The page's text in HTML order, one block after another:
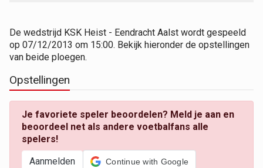
De wedstrijd KSK Heist - Eendracht Aalst wordt gespeeld
op 07/12/2013 om 15:00. Bekijk hieronder de opstellingen
van beide ploegen.
Opstellingen
Je favoriete speler beoordelen? Meld je aan en
beoordeel net als andere voetbalfans alle
spelers!
Aanmelden
Continue with Google